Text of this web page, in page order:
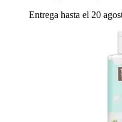
Entrega hasta el 20